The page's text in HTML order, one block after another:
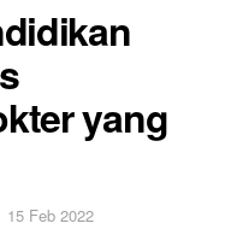
yang
15 Feb 2022